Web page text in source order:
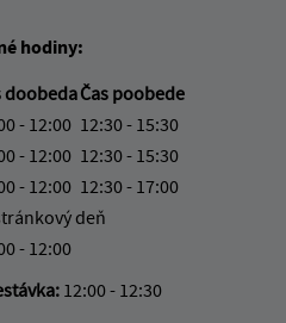
hodiny:
doobedaČas poobede
- 12:00 12:30 - 15:30
- 12:00 12:30 - 15:30
- 12:00 12:30 - 17:00
deň
- 12:00
12:00 - 12:30